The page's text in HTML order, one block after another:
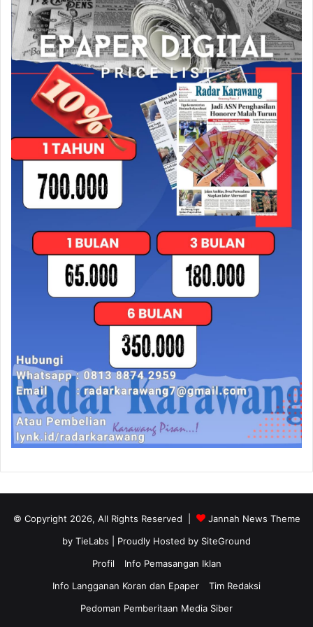
© Copyright 2026, All Rights Reserved |
Jannah News Theme
by TieLabs | Proudly Hosted by SiteGround
Profil
Info Pemasangan Iklan
Info Langganan Koran dan Epaper
Tim Redaksi
Pedoman Pemberitaan Media Siber